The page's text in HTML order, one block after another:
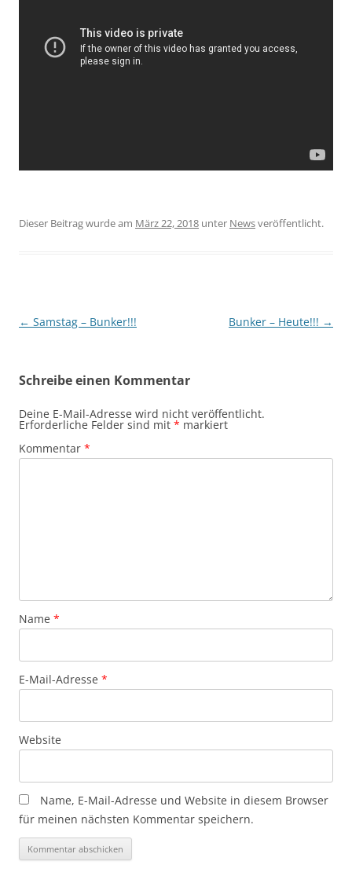
Dieser Beitrag wurde am März 22, 2018 unter Newsveröffentlicht.
Beitragsnavigation
← Samstag – Bunker!!! Bunker – Heute!!! →
Schreibe einen Kommentar
Deine E-Mail-Adresse wird nicht veröffentlicht.
Erforderliche Felder sind mit * markiert
Kommentar *
Name *
E-Mail-Adresse *
Website
Name, E-Mail-Adresse und Website in diesem Browser
für meinen nächsten Kommentar speichern.